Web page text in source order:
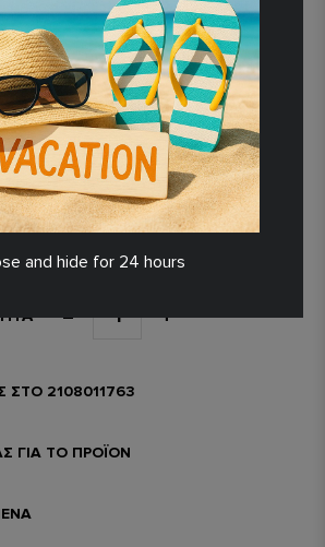
ΚΑΛΥΜΜΑ
12435
SHARE
ΣΤΟ 2108011763
ΓΙΑ ΤΟ ΠΡΟΪΟΝ
and hide for 24 hours